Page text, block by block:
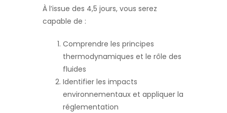
À l’issue des 4,5 jours, vous serez
capable de :
Comprendre les principes
thermodynamiques et le rôle des
fluides
Identifier les impacts
environnementaux et appliquer la
réglementation